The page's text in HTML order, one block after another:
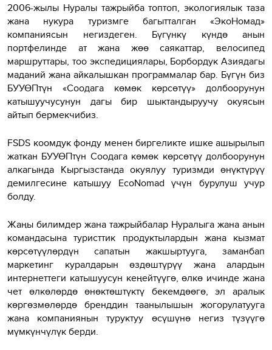
2006-жылы Нуралы тажрыйба топтоп, экологиялык таза
жана нукура туризмге багытталган «ЭкоНомад»
компаниясын негиздеген. Бүгүнкү күндө анын
портфелинде ат жана жөө саякаттар, велосипед
маршруттары, тоо экспедициялары, Борбордук Азиядагы
маданий жана айкалышкан программалар бар. Бүгүн биз
БУУӨПтүн «Соодага көмөк көрсөтүү» долбоорунун
катышуучусунун дагы бир шыктандыруучу окуясын
айтып бермекчибиз.
FSDS коомдукфонду менен биргеликте ишке ашырылып
жаткан БУУӨПтүн Соодага көмөк көрсөтүү долбоорунун
алкагында Кыргызстанда окуялуу туризмди өнүктүрүү
демилгесине катышуу EcoNomad үчүн бурулуш учур
болду.
Жаңы билимдер жана тажрыйбалар Нуралыга жана анын
командасына туристтик продуктылардын жана кызмат
көрсөтүүлөрдүн сапатын жакшыртууга, заманбап
маркетинг куралдарын өздөштүрүү жана алардын
интернеттеги катышуусун кеңейтүүгө, өлкө ичинде жана
чет өлкөлөрдө өнөктөштүктү бекемдөөгө, эл аралык
көргөзмөлөрдө бренддин таанылышын жогорулатууга
жана компаниянын туруктуу өсүшүнө негиз түзүүгө
мүмкүнчүлүк берди.